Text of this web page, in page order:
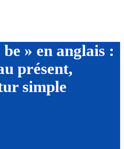
» en anglais :
présent,
simple